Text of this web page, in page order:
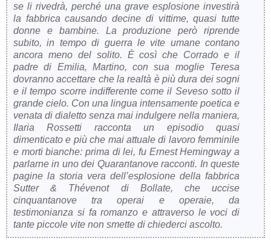
se li rivedrà, perché una grave esplosione investirà
la fabbrica causando decine di vittime, quasi tutte
donne e bambine. La produzione però riprende
subito, in tempo di guerra le vite umane contano
ancora meno del solito. È così che Corrado e il
padre di Emilia, Martino, con sua moglie Teresa
dovranno accettare che la realtà è più dura dei sogni
e il tempo scorre indifferente come il Seveso sotto il
grande cielo. Con una lingua intensamente poetica e
venata di dialetto senza mai indulgere nella maniera,
Ilaria Rossetti racconta un episodio quasi
dimenticato e più che mai attuale di lavoro femminile
e morti bianche: prima di lei, fu Ernest Hemingway a
parlarne in uno dei Quarantanove racconti. In queste
pagine la storia vera dell’esplosione della fabbrica
Sutter & Thévenot di Bollate, che uccise
cinquantanove tra operai e operaie, da
testimonianza si fa romanzo e attraverso le voci di
tante piccole vite non smette di chiederci ascolto.